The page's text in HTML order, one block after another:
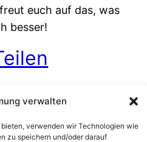
verwalten
verwenden wir Technologien wie
zu speichern und/oder darauf
euch auf das, was
besser!